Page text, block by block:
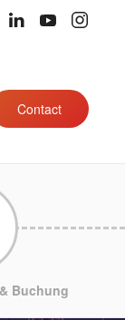
Contact
Buchung